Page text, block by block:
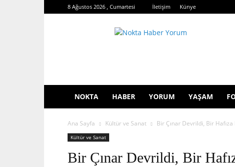
8 Ağustos 2026 , Cumartesi İletişim Künye
NOKTA HABER YORUM YAŞAM
Ana Sayfa Kültür ve Sanat Bir Çınar Devrildi, Bir Hafıza
Kültür ve Sanat
Bir Çınar Devrildi, Bir